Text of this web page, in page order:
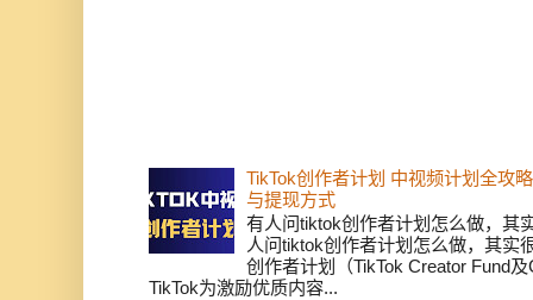
TikTok创作者计划 中视频计划全攻
与提现方式
有人问tiktok创作者计划怎么做，其
人问tiktok创作者计划怎么做，其实
创作者计划（TikTok Creator Fund
TikTok为激励优质内容...